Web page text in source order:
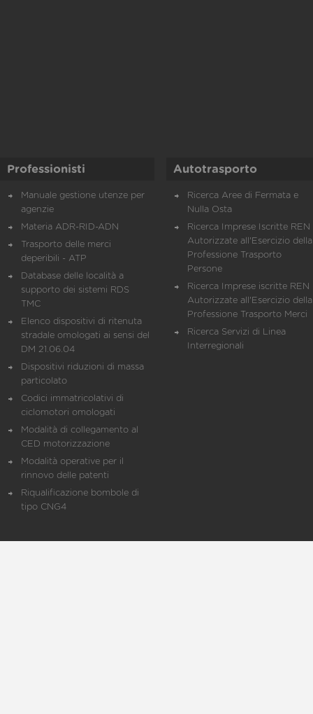
Professionisti
Manuale gestione utenze per
agenzie
Materia ADR-RID-ADN
Trasporto delle merci
deperibili - ATP
Database delle località a
supporto dei sistemi RDS
TMC
Elenco dispositivi di ritenuta
stradale omologati ai sensi del
DM 21.06.04
Dispositivi riduzioni di massa
particolato
Codici immatricolativi di
ciclomotori omologati
Modalità di collegamento al
CED motorizzazione
Modalità operative per il
rinnovo delle patenti
Riqualificazione bombole di
tipo CNG4
Autotrasporto
Ricerca Aree di Fermata e
Nulla Osta
Ricerca Imprese Iscritte REN
Autorizzate all'Esercizio della
Professione Trasporto
Persone
Ricerca Imprese iscritte REN
Autorizzate all'Esercizio della
Professione Trasporto Merci
Ricerca Servizi di Linea
Interregionali